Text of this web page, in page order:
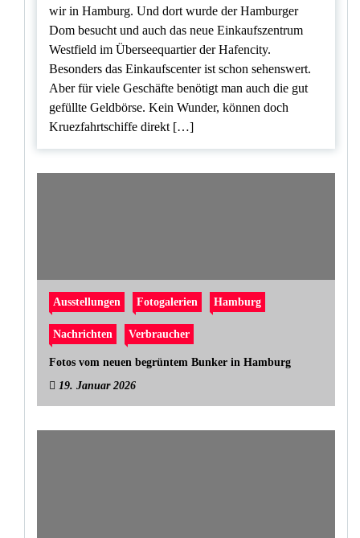
wir in Hamburg. Und dort wurde der Hamburger
Dom besucht und auch das neue Einkaufszentrum
Westfield im Überseequartier der Hafencity.
Besonders das Einkaufscenter ist schon sehenswert.
Aber für viele Geschäfte benötigt man auch die gut
gefüllte Geldbörse. Kein Wunder, können doch
Kruezfahrtschiffe direkt […]
Ausstellungen Fotogalerien Hamburg
Nachrichten Verbraucher
Fotos vom neuen begrüntem Bunker in Hamburg
19. Januar 2026